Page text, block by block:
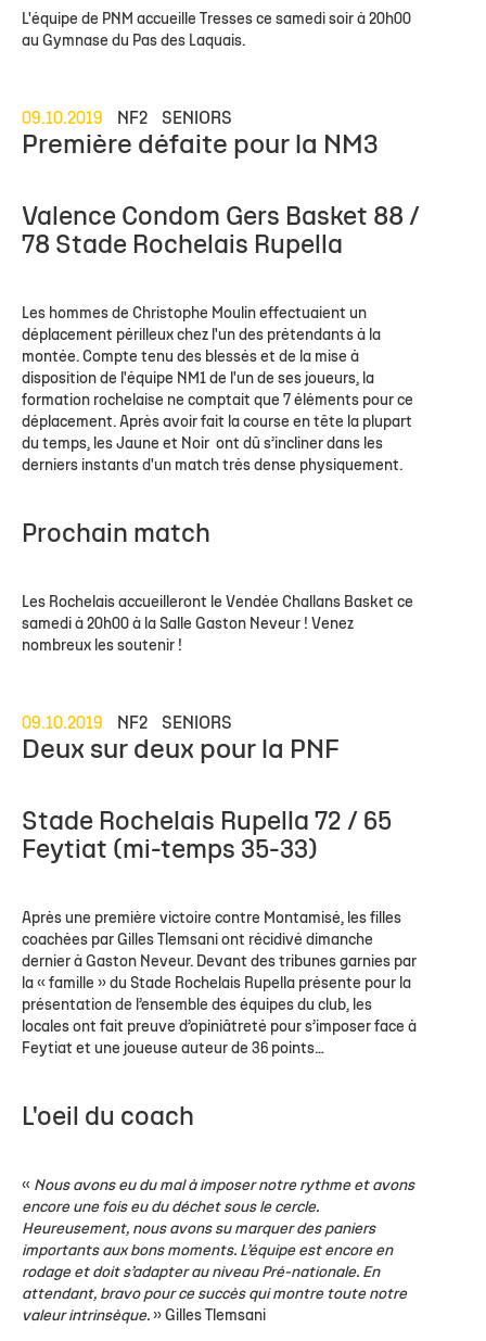
L'équipe de PNM accueille Tresses ce samedi soir à 20h00
au Gymnase du Pas des Laquais.
09.10.2019 NF2 SENIORS
Première défaite pour la NM3
Valence Condom Gers Basket 88 /
78 Stade Rochelais Rupella
Les hommes de Christophe Moulin effectuaient un
déplacement périlleux chez l'un des prétendants à la
montée. Compte tenu des blessés et de la mise à
disposition de l'équipe NM1 de l'un de ses joueurs, la
formation rochelaise ne comptait que 7 éléments pour ce
déplacement. Après avoir fait la course en tête la plupart
du temps, les Jaune et Noir ont dû s’incliner dans les
derniers instants d'un match très dense physiquement.
Prochain match
Les Rochelais accueilleront le Vendée Challans Basket ce
samedi à 20h00 à la Salle Gaston Neveur ! Venez
nombreux les soutenir !
09.10.2019 NF2 SENIORS
Deux sur deux pour la PNF
Stade Rochelais Rupella 72 / 65
Feytiat (mi-temps 35-33)
Après une première victoire contre Montamisé, les filles
coachées par Gilles Tlemsani ont récidivé dimanche
dernier à Gaston Neveur. Devant des tribunes garnies par
la « famille » du Stade Rochelais Rupella présente pour la
présentation de l’ensemble des équipes du club, les
locales ont fait preuve d’opiniâtreté pour s’imposer face à
Feytiat et une joueuse auteur de 36 points…
L'oeil du coach
« Nous avons eu du mal à imposer notre rythme et avons
encore une fois eu du déchet sous le cercle.
Heureusement, nous avons su marquer des paniers
importants aux bons moments. L’équipe est encore en
rodage et doit s’adapter au niveau Pré-nationale. En
attendant, bravo pour ce succès qui montre toute notre
valeur intrinsèque. » Gilles Tlemsani